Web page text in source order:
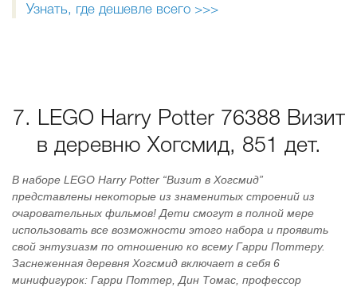
Узнать, где дешевле всего >>>
7. LEGO Harry Potter 76388 Визит
в деревню Хогсмид, 851 дет.
В наборе LEGO Harry Potter “Визит в Хогсмид”
представлены некоторые из знаменитых строений из
очаровательных фильмов! Дети смогут в полной мере
использовать все возможности этого набора и проявить
свой энтузиазм по отношению ко всему Гарри Поттеру.
Заснеженная деревня Хогсмид включает в себя 6
минифигурок: Гарри Поттер, Дин Томас, профессор